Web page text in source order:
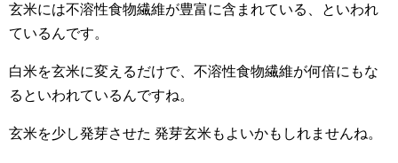
玄米には不溶性食物繊維が豊富に含まれている、といわれ
ているんです。
白米を玄米に変えるだけで、不溶性食物繊維が何倍にもな
るといわれているんですね。
玄米を少し発芽させた 発芽玄米もよいかもしれませんね。